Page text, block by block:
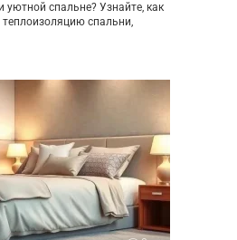
уютной спальне? Узнайте, как
спальни,